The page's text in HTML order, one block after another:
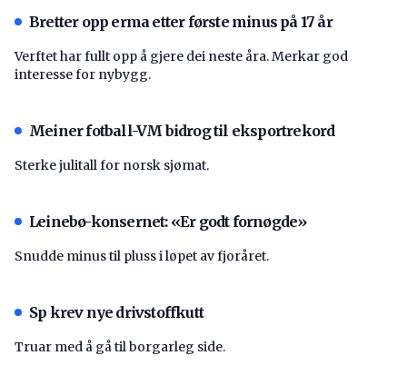
Bretter opp erma etter første minus på 17 år
Verftet har fullt opp å gjere dei neste åra. Merkar god
interesse for nybygg.
Meiner fotball-VM bidrog til eksportrekord
Sterke julitall for norsk sjømat.
Leinebø-konsernet: «Er godt fornøgde»
Snudde minus til pluss i løpet av fjoråret.
Sp krev nye drivstoffkutt
Truar med å gå til borgarleg side.